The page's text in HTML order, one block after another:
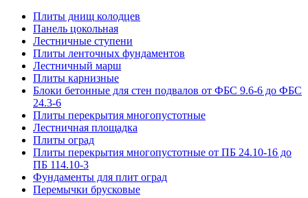
Плиты днищ колодцев
Панель цокольная
Лестничные ступени
Плиты ленточных фундаментов
Лестничный марш
Плиты карнизные
Блоки бетонные для стен подвалов от ФБС 9.6-6 до ФБС
24.3-6
Плиты перекрытия многопустотные
Лестничная площадка
Плиты оград
Плиты перекрытия многопустотные от ПБ 24.10-16 до
ПБ 114.10-3
Фундаменты для плит оград
Перемычки брусковые